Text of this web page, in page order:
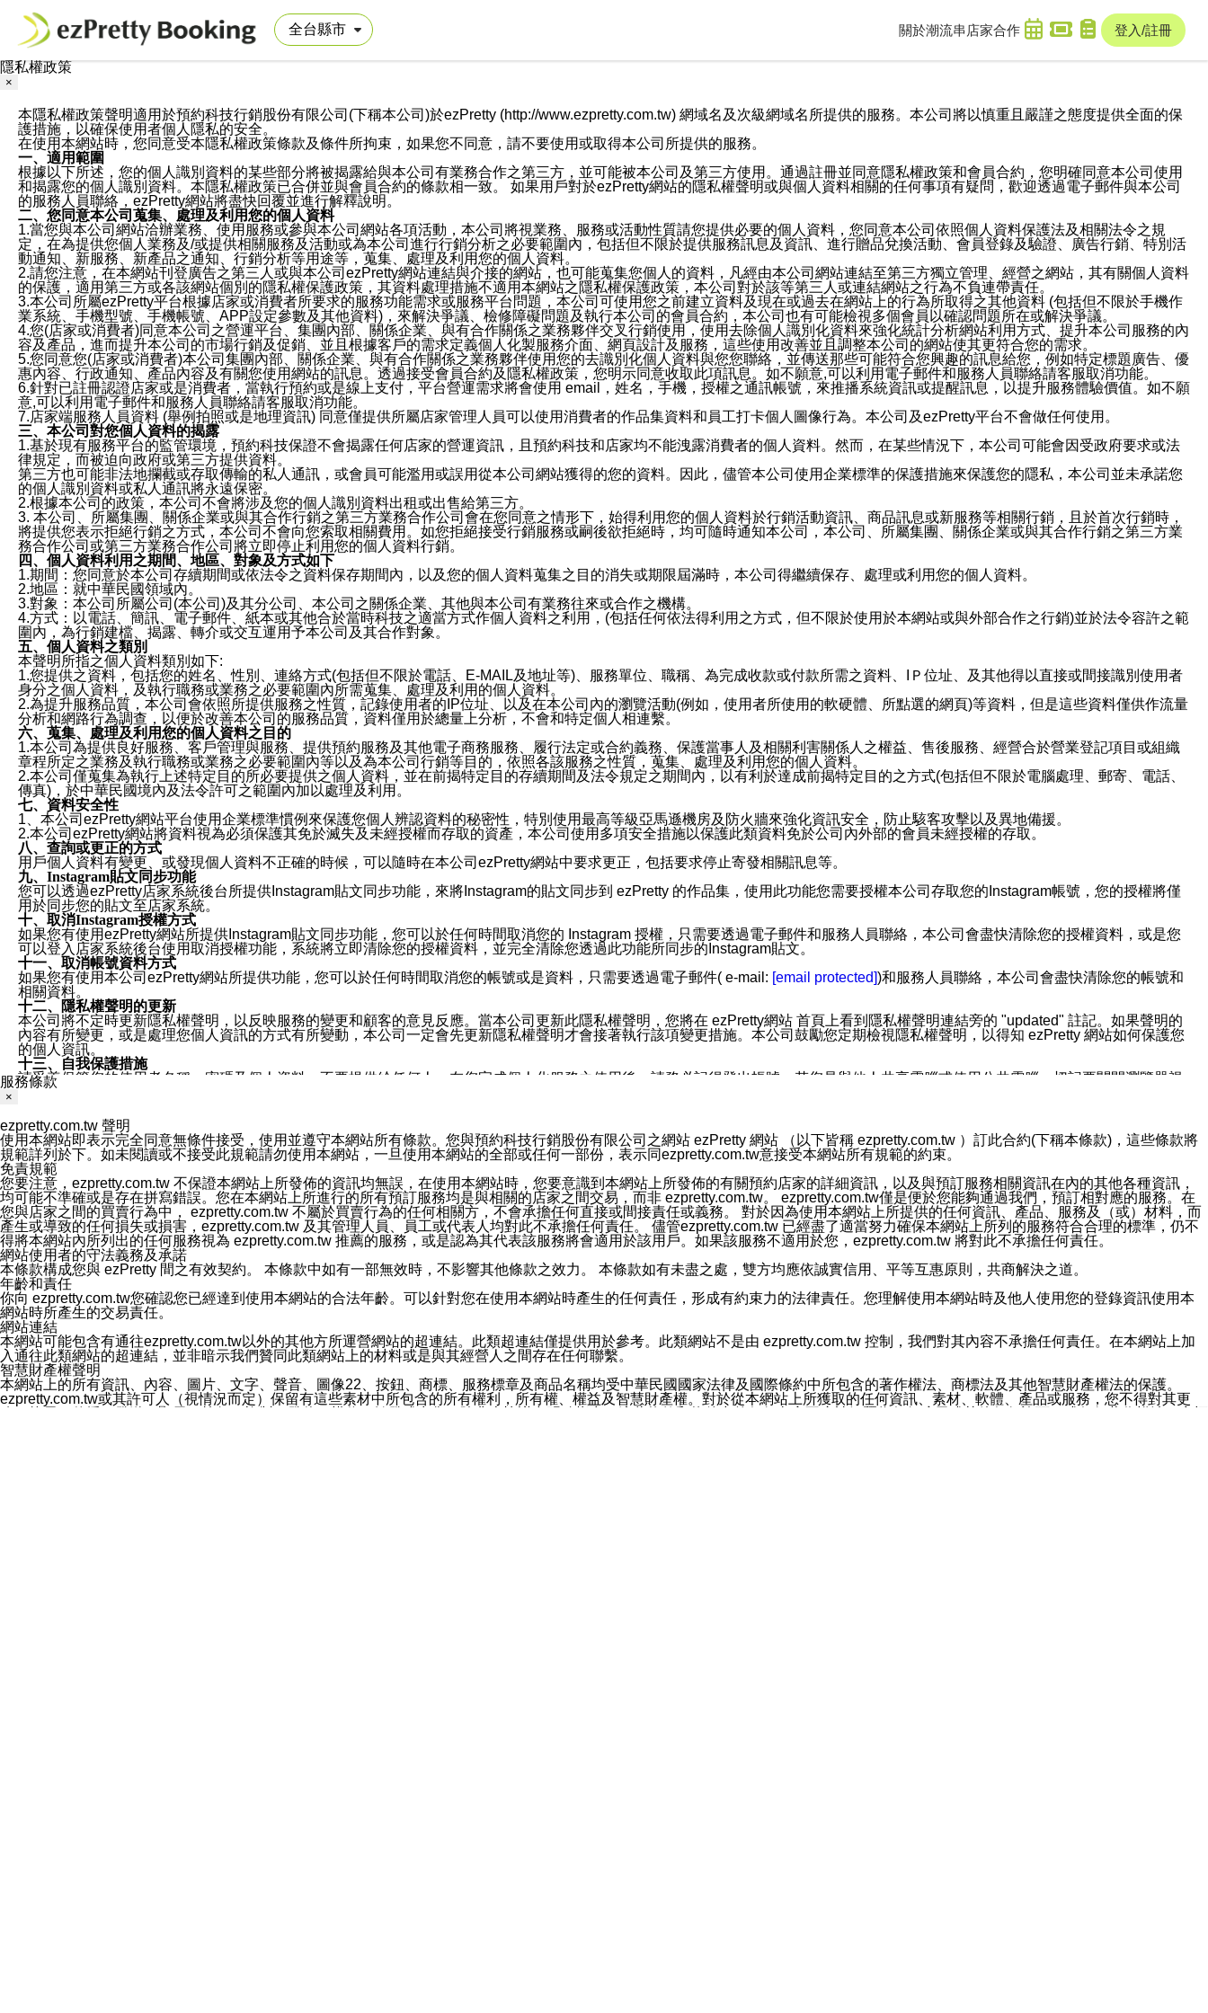
關於潮流串 店家合作 登入/註冊
隱私權政策
×
本隱私權政策聲明適用於預約科技行銷股份有限公司(下稱本公司)於ezPretty (http://www.ezpretty.com.tw) 網域名及次級網域名所提供的服務。本公司將以慎重且嚴謹之態度提供全面的保
護措施，以確保使用者個人隱私的安全。
在使用本網站時，您同意受本隱私權政策條款及條件所拘束，如果您不同意，請不要使用或取得本公司所提供的服務。
一、適用範圍
根據以下所述，您的個人識別資料的某些部分將被揭露給與本公司有業務合作之第三方，並可能被本公司及第三方使用。通過註冊並同意隱私權政策和會員合約，您明確同意本公司使用
和揭露您的個人識別資料。本隱私權政策已合併並與會員合約的條款相一致。 如果用戶對於ezPretty網站的隱私權聲明或與個人資料相關的任何事項有疑問，歡迎透過電子郵件與本公司
的服務人員聯絡，ezPretty網站將盡快回覆並進行解釋說明。
二、您同意本公司蒐集、處理及利用您的個人資料
1.當您與本公司網站洽辦業務、使用服務或參與本公司網站各項活動，本公司將視業務、服務或活動性質請您提供必要的個人資料，您同意本公司依照個人資料保護法及相關法令之規
定，在為提供您個人業務及/或提供相關服務及活動或為本公司進行行銷分析之必要範圍內，包括但不限於提供服務訊息及資訊、進行贈品兌換活動、會員登錄及驗證、廣告行銷、特別活
動通知、新服務、新產品之通知、行銷分析等用途等，蒐集、處理及利用您的個人資料。
2.請您注意，在本網站刊登廣告之第三人或與本公司ezPretty網站連結與介接的網站，也可能蒐集您個人的資料，凡經由本公司網站連結至第三方獨立管理、經營之網站，其有關個人資料
的保護，適用第三方或各該網站個別的隱私權保護政策，其資料處理措施不適用本網站之隱私權保護政策，本公司對於該等第三人或連結網站之行為不負連帶責任。
3.本公司所屬ezPretty平台根據店家或消費者所要求的服務功能需求或服務平台問題，本公司可使用您之前建立資料及現在或過去在網站上的行為所取得之其他資料 (包括但不限於手機作
業系統、手機型號、手機帳號、APP設定參數及其他資料)，來解決爭議、檢修障礙問題及執行本公司的會員合約，本公司也有可能檢視多個會員以確認問題所在或解決爭議。
4.您(店家或消費者)同意本公司之營運平台、集團內部、關係企業、與有合作關係之業務夥伴交叉行銷使用，使用去除個人識別化資料來強化統計分析網站利用方式、提升本公司服務的內
容及產品，進而提升本公司的市場行銷及促銷、並且根據客戶的需求定義個人化製服務介面、網頁設計及服務，這些使用改善並且調整本公司的網站使其更符合您的需求。
5.您同意您(店家或消費者)本公司集團內部、關係企業、與有合作關係之業務夥伴使用您的去識別化個人資料與您您聯絡，並傳送那些可能符合您興趣的訊息給您，例如特定標題廣告、優
惠內容、行政通知、產品內容及有關您使用網站的訊息。透過接受會員合約及隱私權政策，您明示同意收取此項訊息。如不願意,可以利用電子郵件和服務人員聯絡請客服取消功能。
6.針對已註冊認證店家或是消費者，當執行預約或是線上支付，平台營運需求將會使用 email，姓名，手機，授權之通訊帳號，來推播系統資訊或提醒訊息，以提升服務體驗價值。如不願
意,可以利用電子郵件和服務人員聯絡請客服取消功能。
7.店家端服務人員資料 (舉例拍照或是地理資訊) 同意僅提供所屬店家管理人員可以使用消費者的作品集資料和員工打卡個人圖像行為。本公司及ezPretty平台不會做任何使用。
三、本公司對您個人資料的揭露
1.基於現有服務平台的監管環境，預約科技保證不會揭露任何店家的營運資訊，且預約科技和店家均不能洩露消費者的個人資料。然而，在某些情況下，本公司可能會因受政府要求或法
律規定，而被迫向政府或第三方提供資料。
第三方也可能非法地攔截或存取傳輸的私人通訊，或會員可能濫用或誤用從本公司網站獲得的您的資料。因此，儘管本公司使用企業標準的保護措施來保護您的隱私，本公司並未承諾您
的個人識別資料或私人通訊將永遠保密。
2.根據本公司的政策，本公司不會將涉及您的個人識別資料出租或出售給第三方。
3. 本公司、所屬集團、關係企業或與其合作行銷之第三方業務合作公司會在您同意之情形下，始得利用您的個人資料於行銷活動資訊、商品訊息或新服務等相關行銷，且於首次行銷時，
將提供您表示拒絕行銷之方式，本公司不會向您索取相關費用。如您拒絕接受行銷服務或嗣後欲拒絕時，均可隨時通知本公司，本公司、所屬集團、關係企業或與其合作行銷之第三方業
務合作公司或第三方業務合作公司將立即停止利用您的個人資料行銷。
四、個人資料利用之期間、地區、對象及方式如下
1.期間：您同意於本公司存續期間或依法令之資料保存期間內，以及您的個人資料蒐集之目的消失或期限屆滿時，本公司得繼續保存、處理或利用您的個人資料。
2.地區：就中華民國領域內。
3.對象：本公司所屬公司(本公司)及其分公司、本公司之關係企業、其他與本公司有業務往來或合作之機構。
4.方式：以電話、簡訊、電子郵件、紙本或其他合於當時科技之適當方式作個人資料之利用，(包括任何依法得利用之方式，但不限於使用於本網站或與外部合作之行銷)並於法令容許之範
圍內，為行銷建檔、揭露、轉介或交互運用予本公司及其合作對象。
五、個人資料之類別
本聲明所指之個人資料類別如下:
1.您提供之資料，包括您的姓名、性別、連絡方式(包括但不限於電話、E-MAIL及地址等)、服務單位、職稱、為完成收款或付款所需之資料、IＰ位址、及其他得以直接或間接識別使用者
身分之個人資料，及執行職務或業務之必要範圍內所需蒐集、處理及利用的個人資料。
2.為提升服務品質，本公司會依照所提供服務之性質，記錄使用者的IP位址、以及在本公司內的瀏覽活動(例如，使用者所使用的軟硬體、所點選的網頁)等資料，但是這些資料僅供作流量
分析和網路行為調查，以便於改善本公司的服務品質，資料僅用於總量上分析，不會和特定個人相連繫。
六、蒐集、處理及利用您的個人資料之目的
1.本公司為提供良好服務、客戶管理與服務、提供預約服務及其他電子商務服務、履行法定或合約義務、保護當事人及相關利害關係人之權益、售後服務、經營合於營業登記項目或組織
章程所定之業務及執行職務或業務之必要範圍內等以及為本公司行銷等目的，依照各該服務之性質，蒐集、處理及利用您的個人資料。
2.本公司僅蒐集為執行上述特定目的所必要提供之個人資料，並在前揭特定目的存續期間及法令規定之期間內，以有利於達成前揭特定目的之方式(包括但不限於電腦處理、郵寄、電話、
傳真)，於中華民國境內及法令許可之範圍內加以處理及利用。
七、資料安全性
1、本公司ezPretty網站平台使用企業標準慣例來保護您個人辨認資料的秘密性，特別使用最高等級亞馬遜機房及防火牆來強化資訊安全，防止駭客攻擊以及異地備援。
2.本公司ezPretty網站將資料視為必須保護其免於滅失及未經授權而存取的資產，本公司使用多項安全措施以保護此類資料免於公司內外部的會員未經授權的存取。
八、查詢或更正的方式
用戶個人資料有變更、或發現個人資料不正確的時候，可以隨時在本公司ezPretty網站中要求更正，包括要求停止寄發相關訊息等。
九、Instagram貼文同步功能
您可以透過ezPretty店家系統後台所提供Instagram貼文同步功能，來將Instagram的貼文同步到 ezPretty 的作品集，使用此功能您需要授權本公司存取您的Instagram帳號，您的授權將僅
用於同步您的貼文至店家系統。
十、取消Instagram授權方式
如果您有使用ezPretty網站所提供Instagram貼文同步功能，您可以於任何時間取消您的 Instagram 授權，只需要透過電子郵件和服務人員聯絡，本公司會盡快清除您的授權資料，或是您
可以登入店家系統後台使用取消授權功能，系統將立即清除您的授權資料，並完全清除您透過此功能所同步的Instagram貼文。
十一、取消帳號資料方式
如果您有使用本公司ezPretty網站所提供功能，您可以於任何時間取消您的帳號或是資料，只需要透過電子郵件( e-mail: [email protected])和服務人員聯絡，本公司會盡快清除您的帳號和
相關資料。
十二、隱私權聲明的更新
本公司將不定時更新隱私權聲明，以反映服務的變更和顧客的意見反應。當本公司更新此隱私權聲明，您將在 ezPretty網站 首頁上看到隱私權聲明連結旁的 "updated" 註記。如果聲明的
內容有所變更，或是處理您個人資訊的方式有所變動，本公司一定會先更新隱私權聲明才會接著執行該項變更措施。本公司鼓勵您定期檢視隱私權聲明，以得知 ezPretty 網站如何保護您
的個人資訊。
十三、自我保護措施
請妥善保管您的使用者名稱、密碼及個人資料，不要提供給任何人。在您完成個人化服務之使用後，請務必記得登出帳號。若您是與他人共享電腦或使用公共電腦，切記要關閉瀏覽器視
窗，以防止他人讀取您的個人資料、信件或進入所機關管理區。
您同意本公司網站，透過您所提供的郵件地址與您取得聯絡並傳送或宣傳本網站各項服務之資料或電子郵件供您參考。您能依照該資料或電子郵件所指示之方法、說明或功能連結，隨時
停止接收這些資料或電子郵件。
十五、訊息通知
本公司/本服務將以通知型訊息傳送重要訊息給您。即使未加入本公司/本服務好友，您仍可接收到通知型訊息。
本公司/本服務傳送之通知型訊息以對您有效且重要的訊息為限，以廣告或其他目的的訊息皆不會被傳送。滿足以下三個條件者，將可收到通知型訊息。
1.LINE 帳號設定的電話號碼與本公司/本服務所傳來的電話號碼比對相符。
2.該 LINE 帳號已在 LINE APP 設定中，同意接收通知型訊息。
3.LINE 帳號未封鎖傳送訊息之 LINE 官方帳號。
欲變更通知型訊息的設定，操作如下：
1.點選「主頁」＞「設定」
2.點選「隱私設定」
3.點選「提供使用資料」
4.點選「LINE通知型訊息」
5.開關「接收LINE通知型訊息」
❗️關閉「接收通知型訊息」後，將不會接收到來自任何企業官方帳號或認證官方帳號的通知型訊息。
服務條款
×
ezpretty.com.tw 聲明
使用本網站即表示完全同意無條件接受，使用並遵守本網站所有條款。您與預約科技行銷股份有限公司之網站 ezPretty 網站 （以下皆稱 ezpretty.com.tw ）訂此合約(下稱本條款)，這些條款將
規範詳列於下。如未閱讀或不接受此規範請勿使用本網站，一旦使用本網站的全部或任何一部份，表示同ezpretty.com.tw意接受本網站所有規範的約束。
免責規範
您要注意，ezpretty.com.tw 不保證本網站上所發佈的資訊均無誤，在使用本網站時，您要意識到本網站上所發佈的有關預約店家的詳細資訊，以及與預訂服務相關資訊在內的其他各種資訊，
均可能不準確或是存在拼寫錯誤。您在本網站上所進行的所有預訂服務均是與相關的店家之間交易，而非 ezpretty.com.tw。 ezpretty.com.tw僅是便於您能夠通過我們，預訂相對應的服務。在
您與店家之間的買賣行為中， ezpretty.com.tw 不屬於買賣行為的任何相關方，不會承擔任何直接或間接責任或義務。 對於因為使用本網站上所提供的任何資訊、產品、服務及（或）材料，而
產生或導致的任何損失或損害，ezpretty.com.tw 及其管理人員、員工或代表人均對此不承擔任何責任。 儘管ezpretty.com.tw 已經盡了適當努力確保本網站上所列的服務符合合理的標準，仍不
得將本網站內所列出的任何服務視為 ezpretty.com.tw 推薦的服務，或是認為其代表該服務將會適用於該用戶。如果該服務不適用於您，ezpretty.com.tw 將對此不承擔任何責任。
網站使用者的守法義務及承諾
本條款構成您與 ezPretty 間之有效契約。 本條款中如有一部無效時，不影響其他條款之效力。 本條款如有未盡之處，雙方均應依誠實信用、平等互惠原則，共商解決之道。
年齡和責任
你向 ezpretty.com.tw您確認您已經達到使用本網站的合法年齡。可以針對您在使用本網站時產生的任何責任，形成有約束力的法律責任。您理解使用本網站時及他人使用您的登錄資訊使用本
網站時所產生的交易責任。
網站連結
本網站可能包含有通往ezpretty.com.tw以外的其他方所運營網站的超連結。此類超連結僅提供用於參考。此類網站不是由 ezpretty.com.tw 控制，我們對其內容不承擔任何責任。在本網站上加
入通往此類網站的超連結，並非暗示我們贊同此類網站上的材料或是與其經營人之間存在任何聯繫。
智慧財產權聲明
本網站上的所有資訊、內容、圖片、文字、聲音、圖像22、按鈕、商標、服務標章及商品名稱均受中華民國國家法律及國際條約中所包含的著作權法、商標法及其他智慧財產權法的保護。
ezpretty.com.tw或其許可人（視情況而定）保留有這些素材中所包含的所有權利，所有權、權益及智慧財產權。對於從本網站上所獲取的任何資訊、素材、軟體、產品或服務，您不得對其更